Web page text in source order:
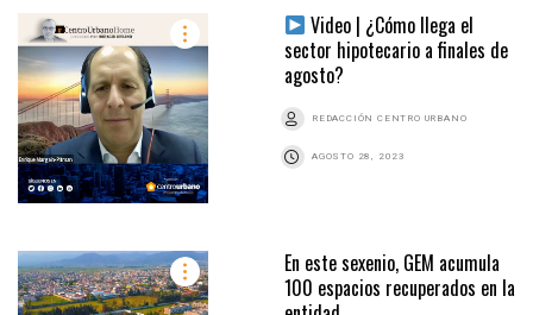
Video | ¿Cómo llega el
sector hipotecario a finales de
agosto?
REDACCIÓN CENTRO URBANO
AGOSTO 28, 2023
En este sexenio, GEM acumula
100 espacios recuperados en la